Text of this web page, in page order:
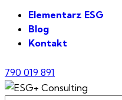
Elementarz ESG
Blog
Kontakt
790 019 891